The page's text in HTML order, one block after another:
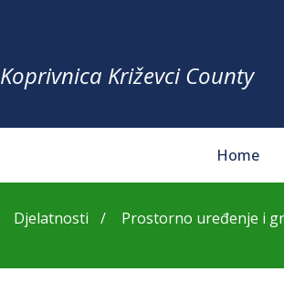
Koprivnica Križevci County
Home
Djelatnosti Prostorno uređenje i